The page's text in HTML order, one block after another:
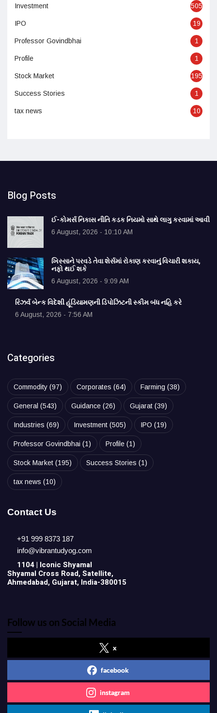
Investment 505
IPO 19
Professor Govindbhai 1
Profile 1
Stock Market 195
Success Stories 1
tax news 10
Blog Posts
ઈ-કોમર્સ નિકાસ નીતિ કડક નિયમો સાથે લાગુ કરવામાં આવી
6 August, 2026 - 10:10 AM
ખિસ્સાને પરવડે તેવા શેર્સમાં રોકાણ કરવાનું વિચારી શકાય,
નફો થઈ શકે
6 August, 2026 - 9:09 AM
રિઝર્વ બેન્ક વિદેશી હૂંડિયામણની ડિપોઝિટની સ્કીમ બંધ નહિ કરે
6 August, 2026 - 7:56 AM
Categories
Commodity (97) Corporates (64) Farming (38)
General (543) Guidance (26) Gujarat (39)
Industries (69) Investment (505) IPO (19)
Professor Govindbhai (1) Profile (1)
Stock Market (195) Success Stories (1)
tax news (10)
Contact Us
+91 999 8373 187
info@vibrantudyog.com
1104 | Iconic Shyamal
Shyamal Cross Road, Satellite,
Ahmedabad, Gujarat, India-380015
Follow us on Social Media
x
facebook
instagram